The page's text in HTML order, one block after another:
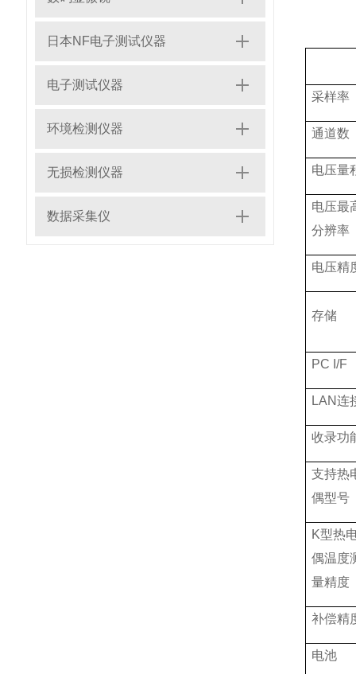
日本NF电子测试仪器
电子测试仪器
环境检测仪器
无损检测仪器
数据采集仪
采样率
通道数
电压量
电压最
分辨率
电压精
存储
PC I/F
LAN连
收录功
支持热
偶型号
K型热
偶温度
量精度
补偿精
电池